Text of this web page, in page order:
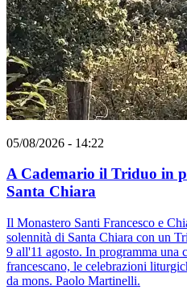
05/08/2026 - 14:22
A Cademario il Triduo in
Santa Chiara
Il Monastero Santi Francesco e
solennità di Santa Chiara con un
9 all'11 agosto. In programma una
francescano, le celebrazioni
da mons. Paolo Martinelli.